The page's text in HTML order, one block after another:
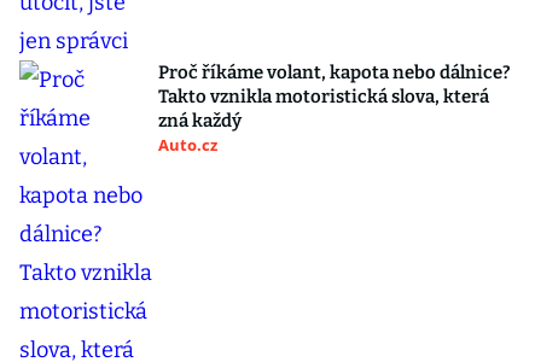
Proč říkáme volant, kapota nebo dálnice?
Takto vznikla motoristická slova, která
zná každý
Auto.cz